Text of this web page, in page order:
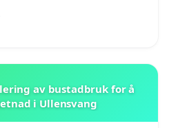
av bustadbruk for å
i Ullensvang